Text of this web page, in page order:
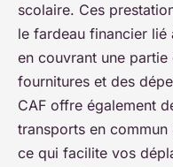
scolaire. Ces
le fardeau financier
en couvrant une
fournitures et des
CAF offre également
transports en
ce qui facilite vos